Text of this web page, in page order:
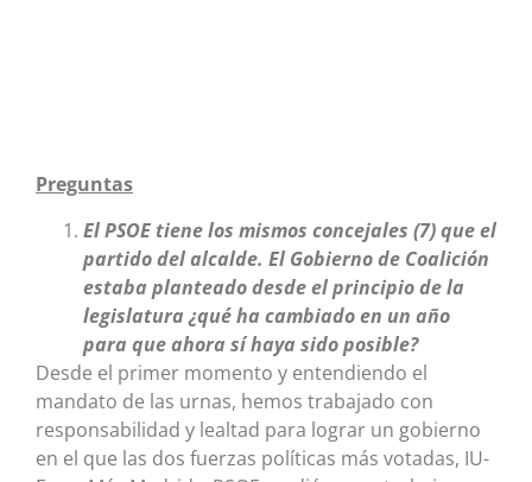
Preguntas
El PSOE tiene los mismos concejales (7) que el
partido del alcalde. El Gobierno de Coalición
estaba planteado desde el principio de la
legislatura ¿qué ha cambiado en un año
para que ahora sí haya sido posible?
Desde el primer momento y entendiendo el
mandato de las urnas, hemos trabajado con
responsabilidad y lealtad para lograr un gobierno
en el que las dos fuerzas políticas más votadas, IU-